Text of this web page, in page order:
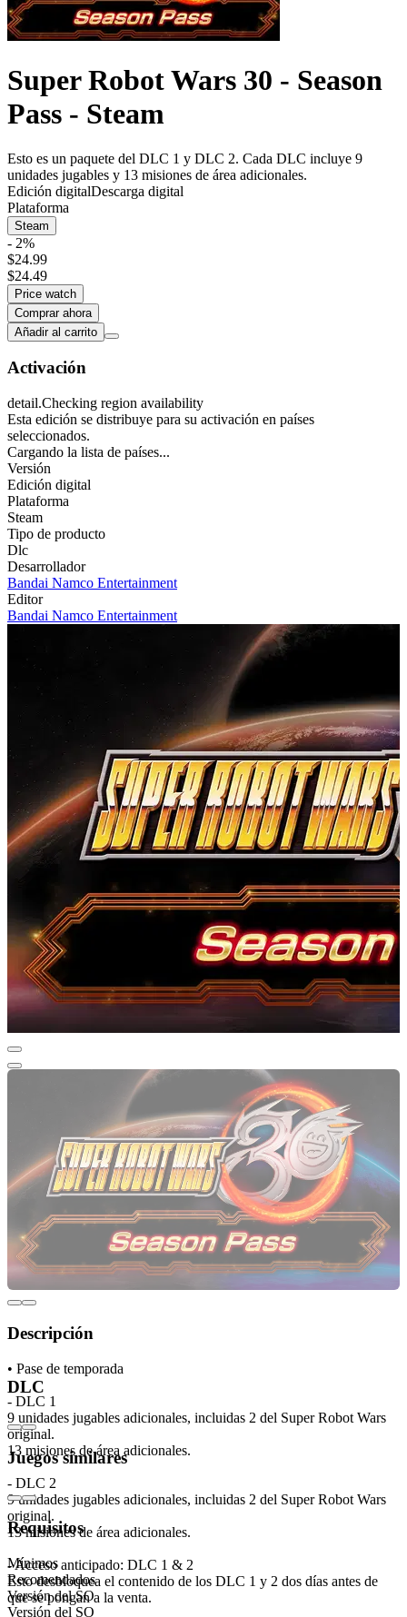
Super Robot Wars 30 - Season
Pass - Steam
Esto es un paquete del DLC 1 y DLC 2. Cada DLC incluye 9
unidades jugables y 13 misiones de área adicionales.
Edición digitalDescarga digital
Plataforma
Steam
- 2%
$24.99
$24.49
Price watch
Comprar ahora
Añadir al carrito
Activación
detail.Checking region availability
Esta edición se distribuye para su activación en países
seleccionados.
Cargando la lista de países...
Versión
Edición digital
Plataforma
Steam
Tipo de producto
Dlc
Desarrollador
Bandai Namco Entertainment
Editor
Bandai Namco Entertainment
Descripción
• Pase de temporada
- DLC 1
9 unidades jugables adicionales, incluidas 2 del Super Robot Wars
original.
13 misiones de área adicionales.
- DLC 2
9 unidades jugables adicionales, incluidas 2 del Super Robot Wars
original.
13 misiones de área adicionales.
- Acceso anticipado: DLC 1 & 2
Esto desbloquea el contenido de los DLC 1 y 2 dos días antes de
que se pongan a la venta.
DLC
Juegos similares
Requisitos
Mínimos
Recomendados
Versión del SO
Versión del SO